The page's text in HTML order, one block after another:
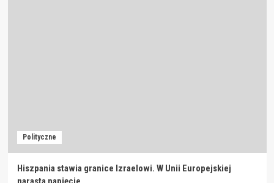
Polityczne
Hiszpania stawia granice Izraelowi. W Unii Europejskiej